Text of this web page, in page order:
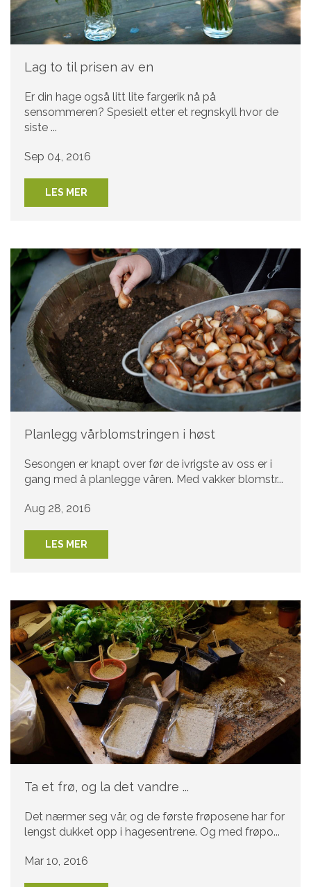
Lag to til prisen av en
Er din hage også litt lite fargerik nå på
sensommeren? Spesielt etter et regnskyll hvor de
siste ...
Sep 04, 2016
LES MER
Planlegg vårblomstringen i høst
Sesongen er knapt over før de ivrigste av oss er i
gang med å planlegge våren. Med vakker blomstr...
Aug 28, 2016
LES MER
Ta et frø, og la det vandre ...
Det nærmer seg vår, og de første frøposene har for
lengst dukket opp i hagesentrene. Og med frøpo...
Mar 10, 2016